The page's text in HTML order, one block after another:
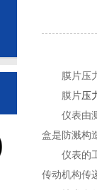
膜片压
膜片压
仪表由
盒是防溅构
仪表的
传动机构传